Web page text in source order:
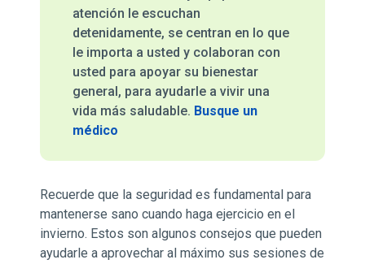
atención le escuchan
detenidamente, se centran en lo que
le importa a usted y colaboran con
usted para apoyar su bienestar
general, para ayudarle a vivir una
vida más saludable. Busque un
médico
Recuerde que la seguridad es fundamental para
mantenerse sano cuando haga ejercicio en el
invierno. Estos son algunos consejos que pueden
ayudarle a aprovechar al máximo sus sesiones de